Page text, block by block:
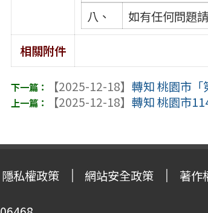
八、
如有任何問題
相關附件
【2025-12-18】轉知 桃園市
【2025-12-18】轉知 桃園市
隱私權政策 網站安全政策 著作